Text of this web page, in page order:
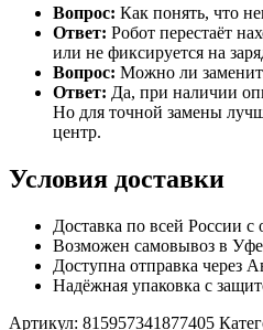
Вопрос: Как понять, что
Ответ: Робот перестаёт
или не фиксируется на
Вопрос: Можно ли
Ответ: Да, при наличии
Но для точной замены
центр.
Условия доставки
Доставка по всей России с
Возможен самовывоз в Уфе
Доступна отправка через
Надёжная упаковка с
Артикул: 815957341877405